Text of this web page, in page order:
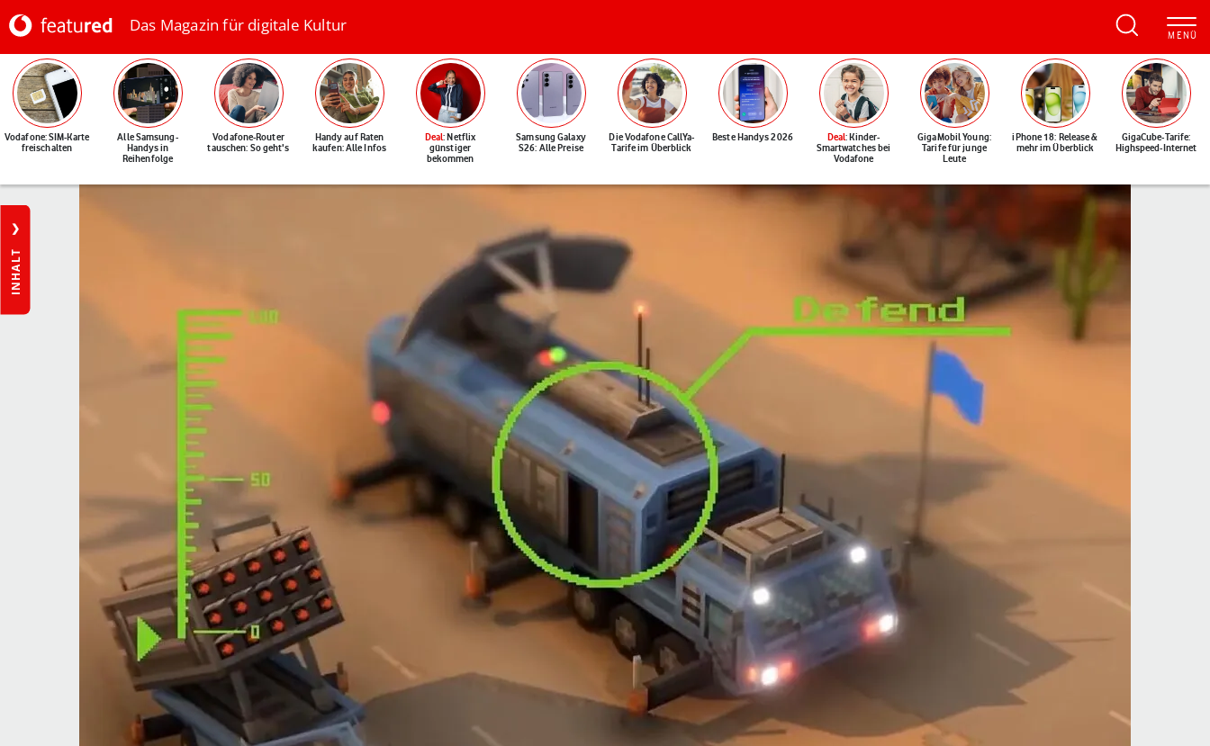
Das Magazin für digitale Kultur
Vodafone: SIM-Karte
freischalten
Alle Samsung-
Handys in
Reihenfolge
Vodafone-Router
tauschen: So geht's
Handy auf Raten
kaufen: Alle Infos
Deal: Netflix
günstiger
bekommen
Samsung Galaxy
S26: Alle Preise
Die Vodafone CallYa-
Tarife im Überblick
Beste Handys 2026 Deal: Kinder-
Smartwatches bei
Vodafone
GigaMobil Young:
Tarife für junge
Leute
iPhone 18: Release &
mehr im Überblick
GigaCube-Tarife:
Highspeed-Internet
INHALT